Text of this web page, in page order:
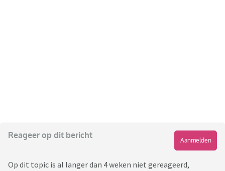
Reageer op dit bericht
Aanmelden
Op dit topic is al langer dan 4 weken niet gereageerd,